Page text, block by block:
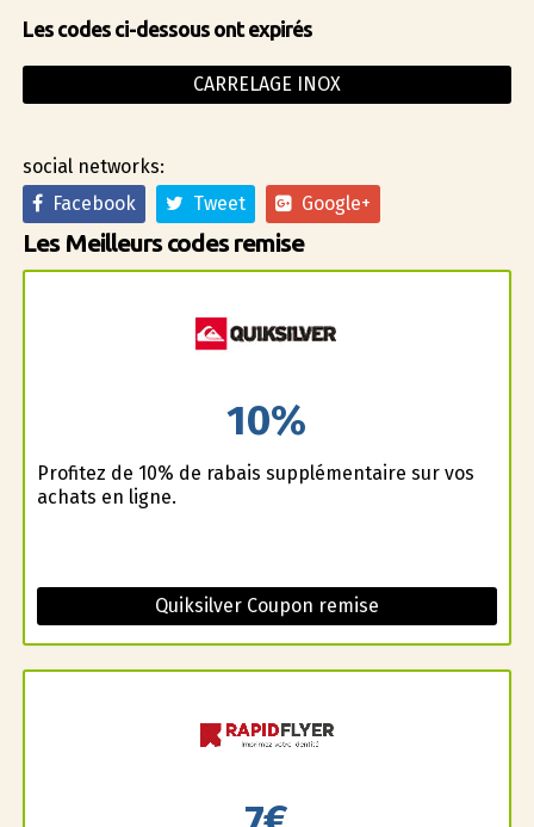
Les codes ci-dessous ont expirés
CARRELAGE INOX
social networks:
Facebook
Tweet Google+
Les Meilleurs codes remise
10%
Profitez de 10% de rabais supplémentaire sur vos
achats en ligne.
Quiksilver Coupon remise